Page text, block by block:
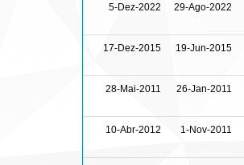
5-Dez-2022 29-Ago-2022
17-Dez-2015 19-Jun-2015
28-Mai-2011 26-Jan-2011
10-Abr-2012 1-Nov-2011